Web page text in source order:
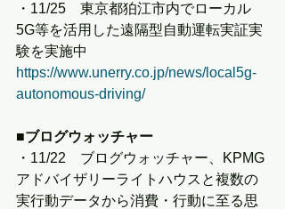
・11/25　東京都狛江市内でローカル
5G等を活用した遠隔型自動運転実証実
験を実施中
https://www.unerry.co.jp/news/local5g-
autonomous-driving/
■ブログウォッチャー
・11/22　ブログウォッチャー、KPMG
アドバイザリーライトハウスと複数の
実行動データから消費・行動に至る思